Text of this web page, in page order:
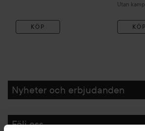
KÖP
Utan
KÖP
Nyheter och erbjudanden
Följ oss